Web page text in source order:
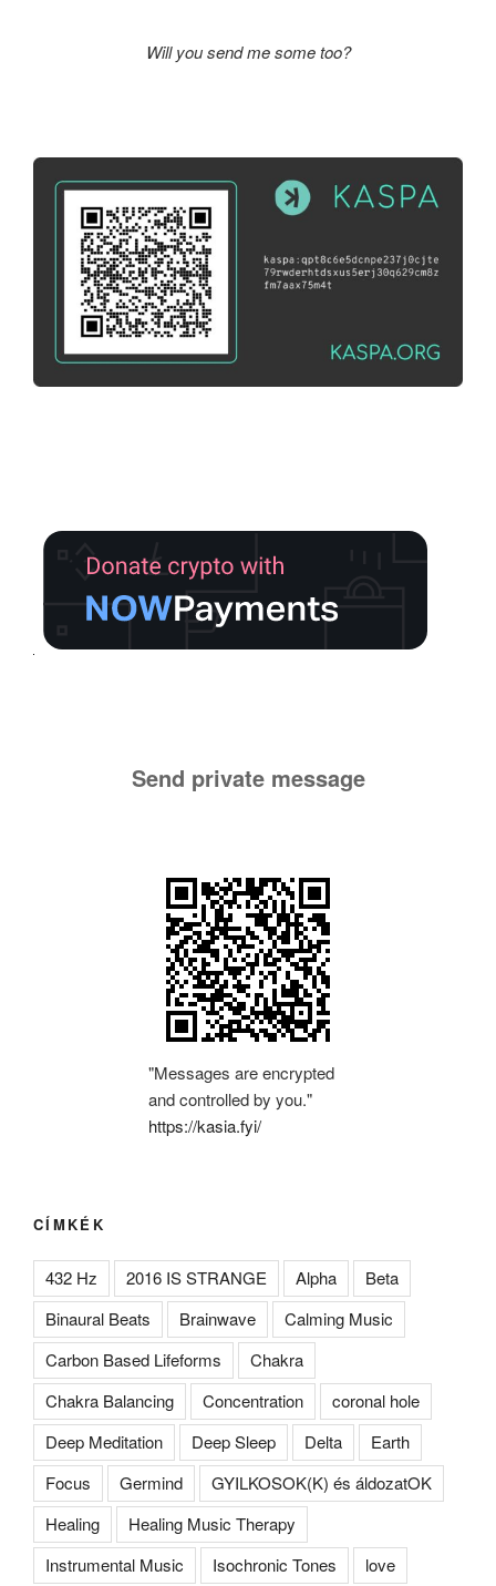
Will you send me some too?
Send private message
"Messages are encrypted
and controlled by you."
https://kasia.fyi/
CÍMKÉK
432 Hz 2016 IS STRANGE Alpha
Beta
Binaural Beats
Brainwave
Calming Music
Carbon Based Lifeforms
Chakra
Chakra Balancing
Concentration
coronal hole
Deep Meditation
Deep Sleep Delta
Earth
Focus
Germind
GYILKOSOK(K) és áldozatOK
Healing
Healing Music Therapy
Instrumental Music
Isochronic Tones love